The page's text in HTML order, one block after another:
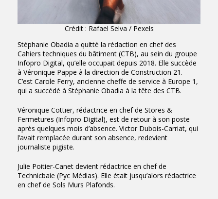
Crédit : Rafael Selva / Pexels
Stéphanie Obadia a quitté la rédaction en chef des
Cahiers techniques du bâtiment (CTB), au sein du groupe
Infopro Digital, qu’elle occupait depuis 2018. Elle succède
à Véronique Pappe à la direction de Construction 21.
C’est Carole Ferry, ancienne cheffe de service à Europe 1,
qui a succédé à Stéphanie Obadia à la tête des CTB.
Véronique Cottier, rédactrice en chef de Stores &
Fermetures (Infopro Digital), est de retour à son poste
après quelques mois d’absence. Victor Dubois-Carriat, qui
l’avait remplacée durant son absence, redevient
journaliste pigiste.
Julie Poitier-Canet devient rédactrice en chef de
Technicbaie (Pyc Médias). Elle était jusqu’alors rédactrice
en chef de Sols Murs Plafonds.